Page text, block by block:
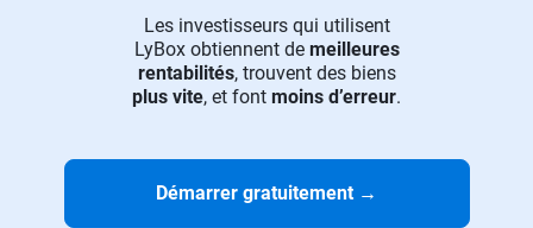
Les investisseurs qui utilisent
LyBox obtiennent de meilleures
rentabilités, trouvent des biens
plus vite, et font moins d’erreur.
Démarrer gratuitement →